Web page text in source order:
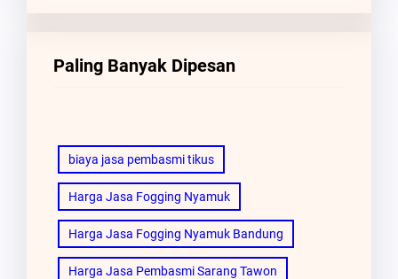
Paling Banyak Dipesan
biaya jasa pembasmi tikus
Harga Jasa Fogging Nyamuk
Harga Jasa Fogging Nyamuk Bandung
Harga Jasa Pembasmi Sarang Tawon